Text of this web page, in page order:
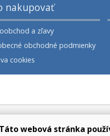
nakupovať
a zľavy
obchodné podmienky
cookies
Táto webová stránka